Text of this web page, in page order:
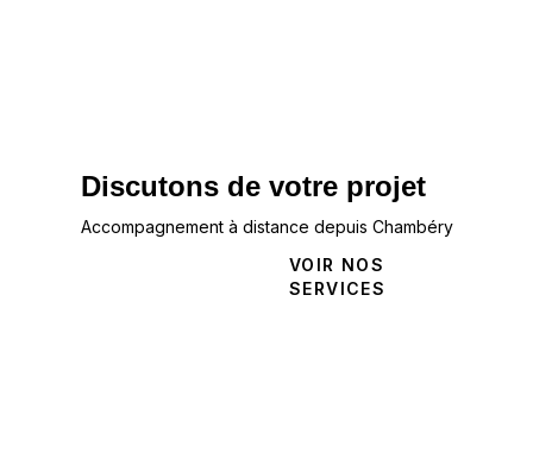
Discutons de votre projet
Accompagnement à distance depuis Chambéry
VOIR NOS
SERVICES